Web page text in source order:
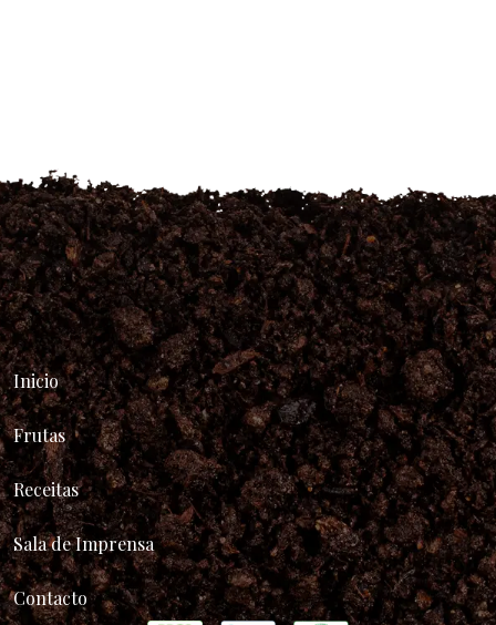
Inicio
Frutas
Receitas
Sala de Imprensa
Contacto